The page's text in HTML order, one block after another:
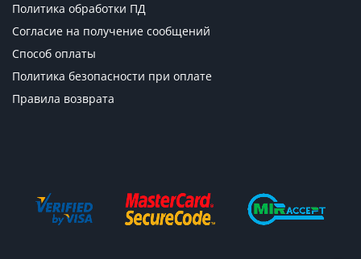
Политика обработки ПД
Согласие на получение сообщений
Способ оплаты
Политика безопасности при оплате
Правила возврата